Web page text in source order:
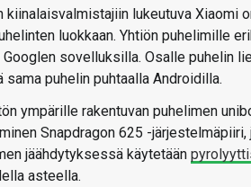
lukeutuva Xiaomi
luokkaan. Yhtiön puhelimille
sovelluksilla. Osalle puhelin
puhelin puhtaalla Androidilla.
ympärille rakentuvan puhelimen
Snapdragon 625 -
jäähdytyksessä käytetään
asteella.